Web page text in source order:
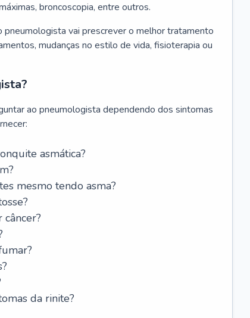
broncoscopia, entre outros.
pneumologista vai prescrever o melhor tratamento
mudanças no estilo de vida, fisioterapia ou
ao pneumologista dependendo dos sintomas
asmática?
mesmo tendo asma?
da rinite?